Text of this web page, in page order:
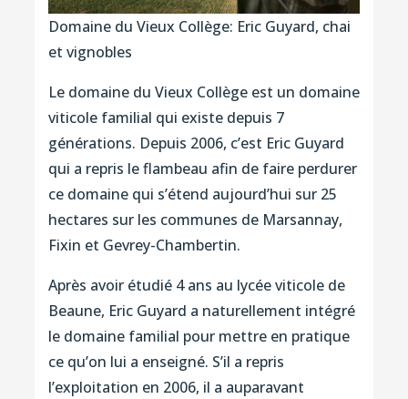
Domaine du Vieux Collège: Eric Guyard, chai
et vignobles
Le domaine du Vieux Collège est un domaine
viticole familial qui existe depuis 7
générations. Depuis 2006, c’est Eric Guyard
qui a repris le flambeau afin de faire perdurer
ce domaine qui s’étend aujourd’hui sur 25
hectares sur les communes de Marsannay,
Fixin et Gevrey-Chambertin.
Après avoir étudié 4 ans au lycée viticole de
Beaune, Eric Guyard a naturellement intégré
le domaine familial pour mettre en pratique
ce qu’on lui a enseigné. S’il a repris
l’exploitation en 2006, il a auparavant